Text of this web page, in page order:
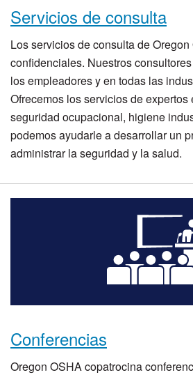
Servicios de consulta
Los servicios de consulta de
confidenciales. Nuestros
los empleadores y en todas las
Ofrecemos los servicios de expertos
seguridad ocupacional, higiene
podemos ayudarle a desarrollar un
administrar la seguridad y la salud.
Conferencias
Oregon OSHA copatrocina